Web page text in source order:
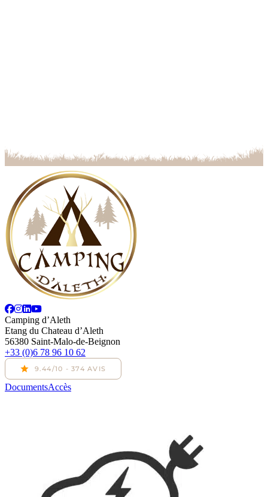
Camping d’Aleth
Etang du Chateau d’Aleth
56380 Saint-Malo-de-Beignon
+33 (0)6 78 96 10 62
DocumentsAccès